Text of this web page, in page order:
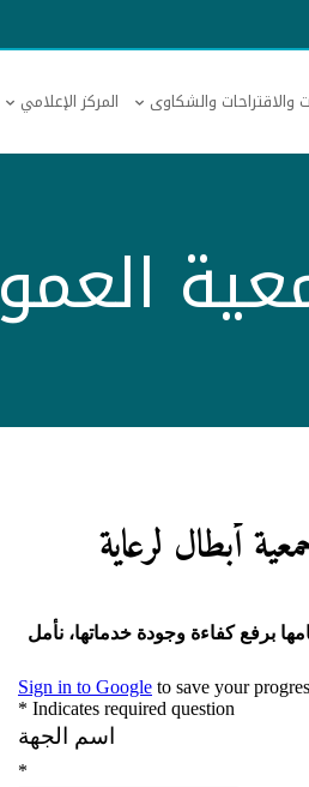
والاقتراحات والشكاوى المركز الإعلامي